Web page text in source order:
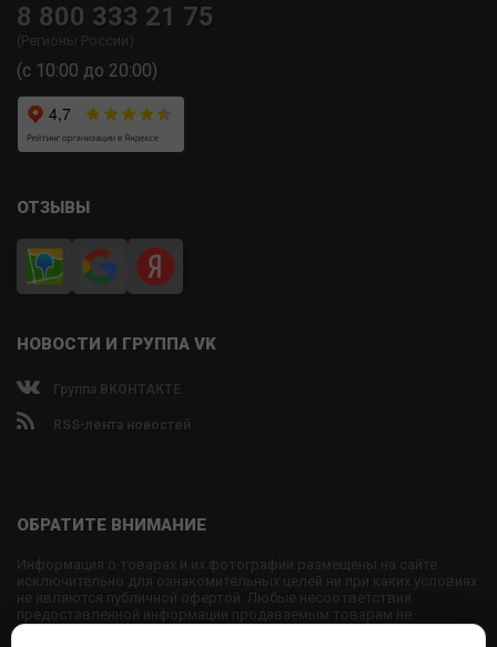
8 800 333 21 75
(Регионы России)
(с 10:00 до 20:00)
ОТЗЫВЫ
НОВОСТИ И ГРУППА VK
Группа ВКОНТАКТЕ
RSS-лента новостей
ОБРАТИТЕ ВНИМАНИЕ
Информация о товарах и их фотографии размещены на сайте
исключительно для ознакомительных целей ни при каких условиях
не являются публичной офертой. Любые несоответствия
предоставленной информации продаваемым товарам не
являются основанием для претензий, так как внешний вид и